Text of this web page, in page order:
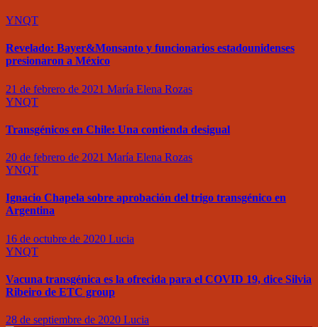
YNQT
Revelado: Bayer&Monsanto y funcionarios estadounidenses
presionaron a México
21 de febrero de 2021 María Elena Rozas
YNQT
Transgénicos en Chile: Una contienda desigual
20 de febrero de 2021 María Elena Rozas
YNQT
Ignacio Chapela sobre aprobación del trigo transgénico en
Argentina
16 de octubre de 2020 Lucia
YNQT
Vacuna transgénica es la ofrecida para el COVID 19, dice Silvia
Ribeiro de ETC group
28 de septiembre de 2020 Lucia